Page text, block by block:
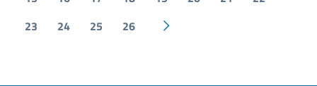
23
24 25 26 Pagina successiva